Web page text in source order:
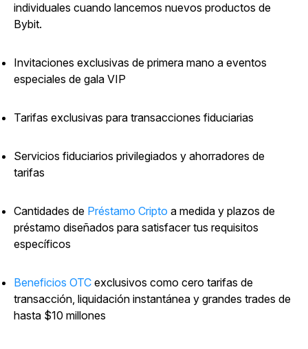
individuales cuando lancemos nuevos productos de
Bybit.
Invitaciones exclusivas de primera mano a eventos
especiales de gala VIP
Tarifas exclusivas para transacciones fiduciarias
Servicios fiduciarios privilegiados y ahorradores de
tarifas
Cantidades de Préstamo Cripto a medida y plazos de
préstamo diseñados para satisfacer tus requisitos
específicos
Beneficios OTC exclusivos como cero tarifas de
transacción, liquidación instantánea y grandes trades de
hasta $10 millones